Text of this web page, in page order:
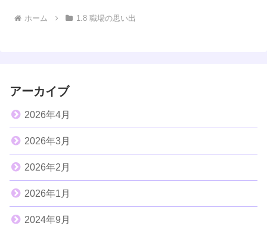
ホーム 1.8 職場の思い出
アーカイブ
2026年4月
2026年3月
2026年2月
2026年1月
2024年9月